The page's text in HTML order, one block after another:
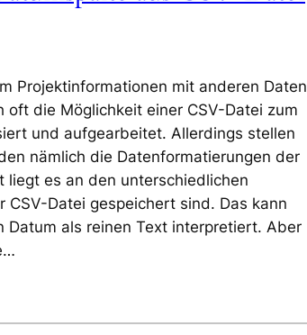
Projektinformationen mit anderen Daten
die Möglichkeit einer CSV-Datei zum
und aufgearbeitet. Allerdings stellen
nämlich die Datenformatierungen der
liegt es an den unterschiedlichen
CSV-Datei gespeichert sind. Das kann
Datum als reinen Text interpretiert. Aber